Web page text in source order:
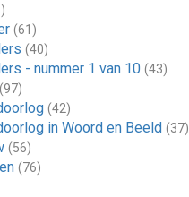
(61)
(40)
- nummer 1 van 10 (43)
(97)
(42)
in Woord en Beeld (37)
(56)
(76)